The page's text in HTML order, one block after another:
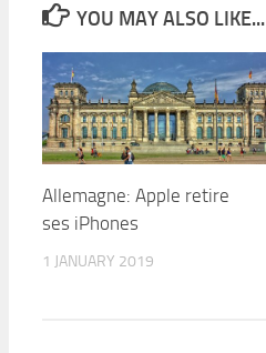
YOU MAY ALSO LIKE...
Allemagne: Apple retire
ses iPhones
1 JANUARY 2019